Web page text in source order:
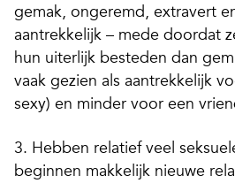
gemak, ongeremd, extravert
aantrekkelijk – mede doordat
hun uiterlijk besteden dan
vaak gezien als aantrekkelijk
sexy) en minder voor een
3. Hebben relatief veel
beginnen makkelijk nieuwe